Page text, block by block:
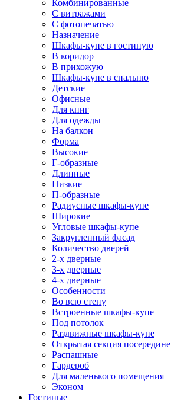
Комбинированные
С витражами
С фотопечатью
Назначение
Шкафы-купе в гостиную
В коридор
В прихожую
Шкафы-купе в спальню
Детские
Офисные
Для книг
Для одежды
На балкон
Форма
Высокие
Г-образные
Длинные
Низкие
П-образные
Радиусные шкафы-купе
Широкие
Угловые шкафы-купе
Закругленный фасад
Количество дверей
2-х дверные
3-х дверные
4-х дверные
Особенности
Во всю стену
Встроенные шкафы-купе
Под потолок
Раздвижные шкафы-купе
Открытая секция посередине
Распашные
Гардероб
Для маленького помещения
Эконом
Гостиные